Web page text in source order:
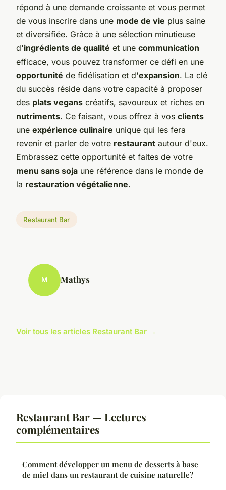
répond à une demande croissante et vous permet
de vous inscrire dans une mode de vie plus saine
et diversifiée. Grâce à une sélection minutieuse
d'ingrédients de qualité et une communication
efficace, vous pouvez transformer ce défi en une
opportunité de fidélisation et d'expansion. La clé
du succès réside dans votre capacité à proposer
des plats vegans créatifs, savoureux et riches en
nutriments. Ce faisant, vous offrez à vos clients
une expérience culinaire unique qui les fera
revenir et parler de votre restaurant autour d'eux.
Embrassez cette opportunité et faites de votre
menu sans soja une référence dans le monde de
la restauration végétalienne.
Restaurant Bar
M Mathys
Voir tous les articles Restaurant Bar →
Restaurant Bar — Lectures
complémentaires
Comment développer un menu de desserts à base
de miel dans un restaurant de cuisine naturelle?